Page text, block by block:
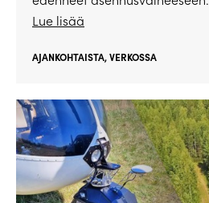
Lue lisää
AJANKOHTAISTA,VERKOSSA